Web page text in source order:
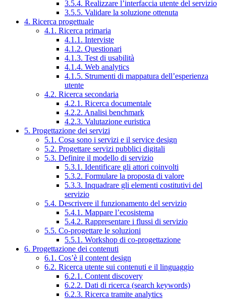
3.5.4. Realizzare l’interfaccia utente del servizio
3.5.5. Validare la soluzione ottenuta
4. Ricerca progettuale
4.1. Ricerca primaria
4.1.1. Interviste
4.1.2. Questionari
4.1.3. Test di usabilità
4.1.4. Web analytics
4.1.5. Strumenti di mappatura dell’esperienza
utente
4.2. Ricerca secondaria
4.2.1. Ricerca documentale
4.2.2. Analisi benchmark
4.2.3. Valutazione euristica
5. Progettazione dei servizi
5.1. Cosa sono i servizi e il service design
5.2. Progettare servizi pubblici digitali
5.3. Definire il modello di servizio
5.3.1. Identificare gli attori coinvolti
5.3.2. Formulare la proposta di valore
5.3.3. Inquadrare gli elementi costitutivi del
servizio
5.4. Descrivere il funzionamento del servizio
5.4.1. Mappare l’ecosistema
5.4.2. Rappresentare i flussi di servizio
5.5. Co-progettare le soluzioni
5.5.1. Workshop di co-progettazione
6. Progettazione dei contenuti
6.1. Cos’è il content design
6.2. Ricerca utente sui contenuti e il linguaggio
6.2.1. Content discovery
6.2.2. Dati di ricerca (search keywords)
6.2.3. Ricerca tramite analytics